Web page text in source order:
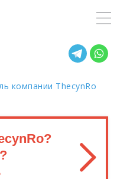
компании ThecynRo